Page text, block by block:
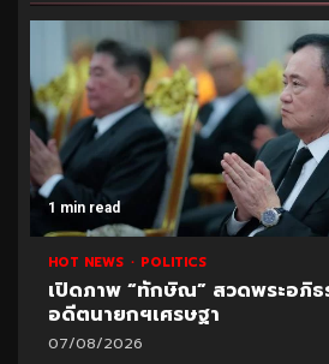
1 min read
HOT NEWS POLITICS
เปิดภาพ “ทักษิณ” สวดพระอภิ
อดีตนายกฯเศรษฐา
07/08/2026